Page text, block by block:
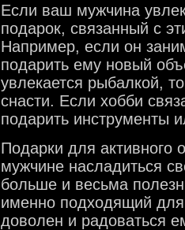
Если ваш мужчина
подарок, связанный с
Например, если он
подарить ему новый
увлекается рыбалкой,
снасти. Если хобби
подарить инструменты
Подарки для активного
мужчине насладиться
больше и весьма
именно подходящий
доволен и радоваться